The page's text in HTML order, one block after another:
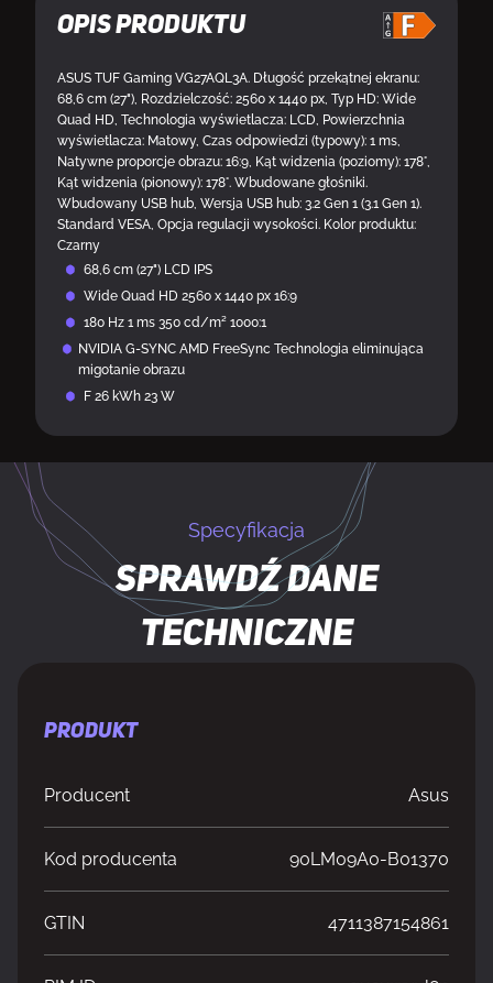
Opis produktu
ASUS TUF Gaming VG27AQL3A. Długość przekątnej ekranu:
68,6 cm (27"), Rozdzielczość: 2560 x 1440 px, Typ HD: Wide
Quad HD, Technologia wyświetlacza: LCD, Powierzchnia
wyświetlacza: Matowy, Czas odpowiedzi (typowy): 1 ms,
Natywne proporcje obrazu: 16:9, Kąt widzenia (poziomy): 178°,
Kąt widzenia (pionowy): 178°. Wbudowane głośniki.
Wbudowany USB hub, Wersja USB hub: 3.2 Gen 1 (3.1 Gen 1).
Standard VESA, Opcja regulacji wysokości. Kolor produktu:
Czarny
68,6 cm (27") LCD IPS
Wide Quad HD 2560 x 1440 px 16:9
180 Hz 1 ms 350 cd/m² 1000:1
NVIDIA G-SYNC AMD FreeSync Technologia eliminująca
migotanie obrazu
F 26 kWh 23 W
Specyfikacja
Sprawdź dane
techniczne
PRODUKT
Producent Asus
Kod producenta 90LM09A0-B01370
GTIN 4711387154861